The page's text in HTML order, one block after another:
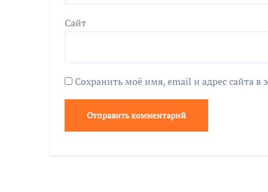
Сайт
Сохранить моё имя, email и адрес сайта